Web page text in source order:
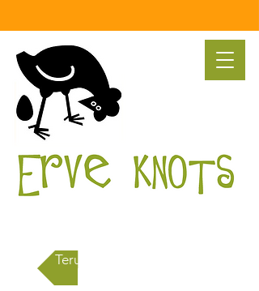
Terug naar alle berichten